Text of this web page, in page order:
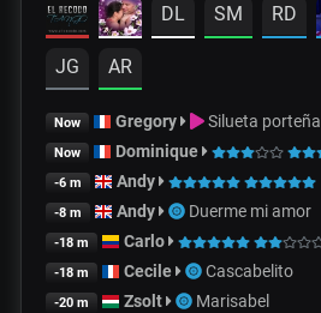
DL SM RD
JG AR
Now Gregory Silueta porteña
Now Dominique
-6 m Andy
-8 m Andy Duerme mi amor
-18 m Carlo
-18 m Cecile Cascabelito
-20 m Zsolt Marisabel